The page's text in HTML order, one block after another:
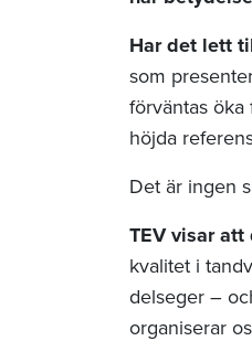
Har det lett
som
förväntas
höjda
Det är ingen
TEV visar
kvalitet i
delseger –
organiserar